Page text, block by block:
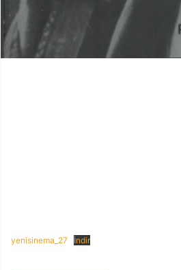
yenisinema_27 İndir